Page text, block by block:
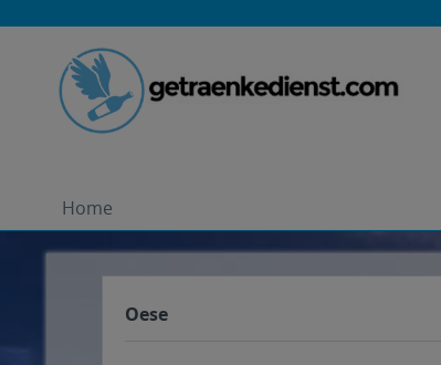
Home
Oese